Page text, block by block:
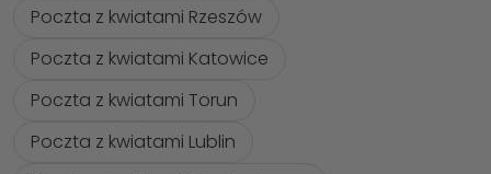
Poczta z kwiatami Rzeszów
Poczta z kwiatami Katowice
Poczta z kwiatami Torun
Poczta z kwiatami Lublin